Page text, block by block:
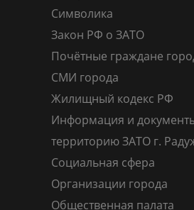
Символика
Закон РФ о ЗАТО
Почётные граждане
СМИ города
Жилищный кодекс РФ
Информация и
территорию ЗАТО г.
Социальная сфера
Организации города
Общественная палата